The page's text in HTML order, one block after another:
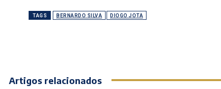
TAGS BERNARDO SILVA DIOGO JOTA
Artigos relacionados